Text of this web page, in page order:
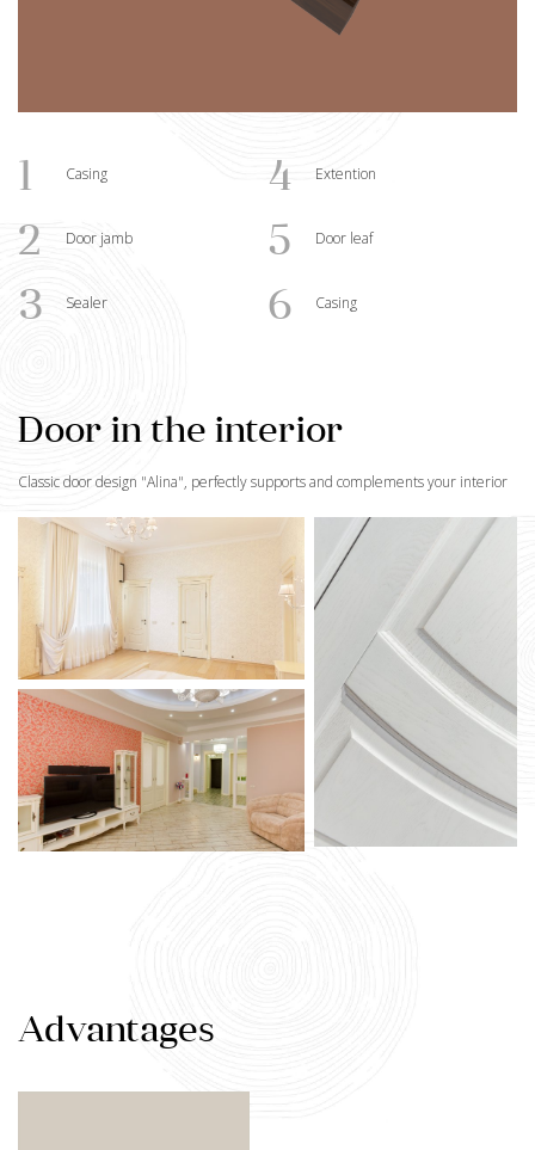
1 Casing 4 Extention
2 Door jamb 5 Door leaf
3 Sealer 6 Casing
Door in the interior
Classic door design "Alina", perfectly supports and complements your interior
Advantages